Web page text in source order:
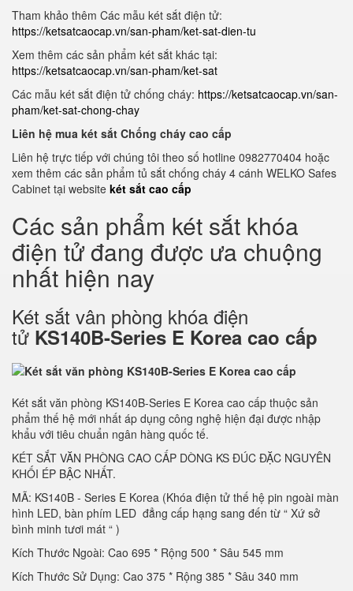
Tham khảo thêm Các mẫu két sắt điện tử:
https://ketsatcaocap.vn/san-pham/ket-sat-dien-tu
Xem thêm các sản phẩm két sắt khác tại:
https://ketsatcaocap.vn/san-pham/ket-sat
Các mẫu két sắt điện tử chống cháy: https://ketsatcaocap.vn/san-
pham/ket-sat-chong-chay
Liên hệ mua két sắt Chống cháy cao cấp
Liên hệ trực tiếp với chúng tôi theo số hotline 0982770404 hoặc
xem thêm các sản phẩm tủ sắt chống cháy 4 cánh WELKO Safes
Cabinet tại website két sắt cao cấp
Các sản phẩm két sắt khóa
điện tử đang được ưa chuộng
nhất hiện nay
Két sắt vân phòng khóa điện
tử KS140B-Series E Korea cao cấp
Két sắt văn phòng KS140B-Series E Korea cao cấp thuộc sản
phẩm thế hệ mới nhất áp dụng công nghệ hiện đại được nhập
khẩu với tiêu chuẩn ngân hàng quốc tế.
KÉT SẮT VĂN PHÒNG CAO CẤP DÒNG KS ĐÚC ĐẶC NGUYÊN
KHỐI ÉP BẬC NHẤT.
MÃ: KS140B - Series E Korea (Khóa điện tử thế hệ pin ngoài màn
hình LED, bàn phím LED đẳng cấp hạng sang đến từ “ Xứ sở
bình minh tươi mát “ )
Kích Thước Ngoài: Cao 695 * Rộng 500 * Sâu 545 mm
Kích Thước Sử Dụng: Cao 375 * Rộng 385 * Sâu 340 mm